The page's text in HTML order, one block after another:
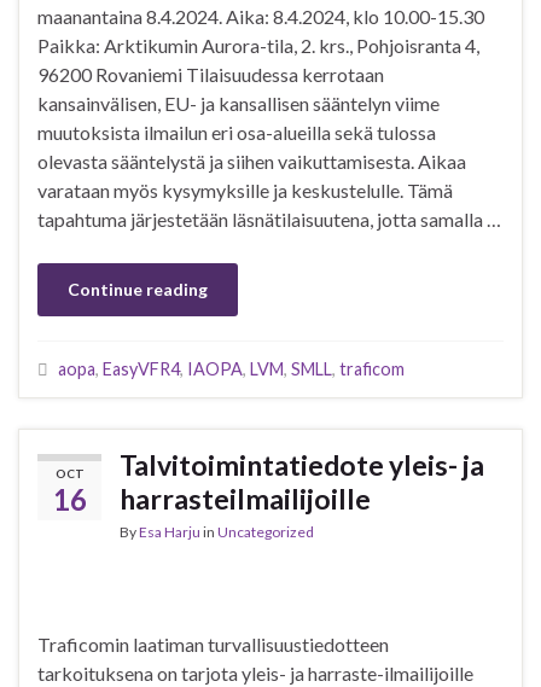
maanantaina 8.4.2024. Aika: 8.4.2024, klo 10.00-15.30
Paikka: Arktikumin Aurora-tila, 2. krs., Pohjoisranta 4,
96200 Rovaniemi Tilaisuudessa kerrotaan
kansainvälisen, EU- ja kansallisen sääntelyn viime
muutoksista ilmailun eri osa-alueilla sekä tulossa
olevasta sääntelystä ja siihen vaikuttamisesta. Aikaa
varataan myös kysymyksille ja keskustelulle. Tämä
tapahtuma järjestetään läsnätilaisuutena, jotta samalla …
Continue reading
aopa, EasyVFR4, IAOPA, LVM, SMLL, traficom
OCT
16
Talvitoimintatiedote yleis- ja
harrasteilmailijoille
ByEsa Harju in Uncategorized
Traficomin laatiman turvallisuustiedotteen
tarkoituksena on tarjota yleis- ja harraste-ilmailijoille